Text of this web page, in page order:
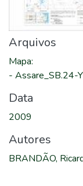
Arquivos
Mapa:
- Assare_SB.24-
Data
2009
Autores
BRANDÃO,